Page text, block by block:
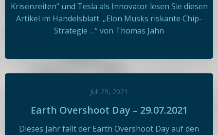
Krisenzeiten“ und Tesla als Innovator lesen Sie diesen
Artikel im Handelsblatt. „Elon Musks riskante Chip-
Strategie …“ von Thomas Jahn
Juli 29, 2021
Earth Overshoot Day – 29.07.2021
Dieses Jahr fällt der Earth Overshoot Day auf den